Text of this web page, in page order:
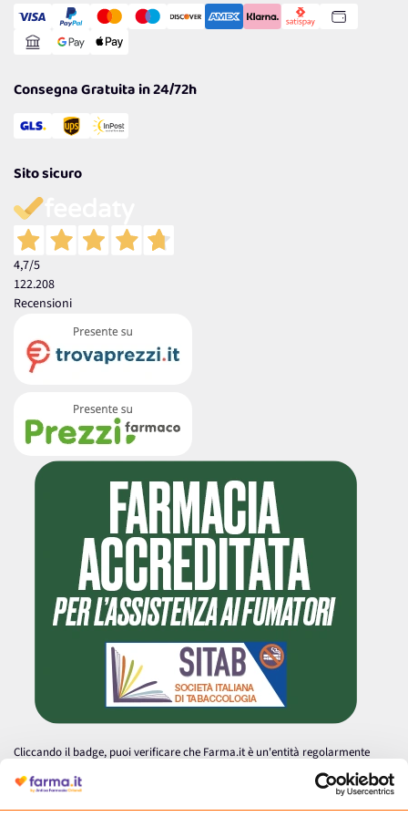
Gestisci Cookie
Reso Facile e Veloce
Consegna Gratuita in 24/72h
Sito sicuro
4,7/5
122.208
Recensioni
Cliccando il badge, puoi verificare che Farma.it è un'entità regolarmente
autorizzata dal Ministero della Salute a effettuare la vendita online di
medicinali.